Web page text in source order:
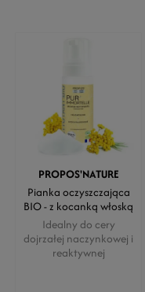
PROPOS'NATURE
Pianka oczyszczająca
BIO - z kocanką włoską
Idealny do cery
dojrzałej naczynkowej i
reaktywnej